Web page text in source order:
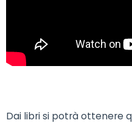
Dai libri si potrà ottenere